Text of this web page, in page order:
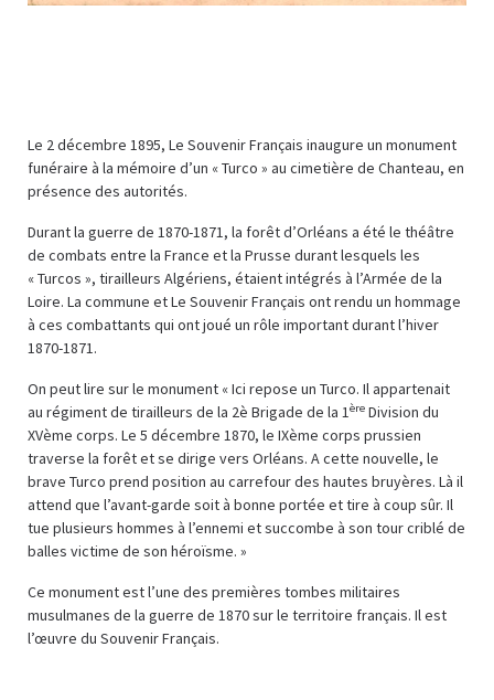
Le 2 décembre 1895, Le Souvenir Français inaugure un monument
funéraire à la mémoire d’un « Turco » au cimetière de Chanteau, en
présence des autorités.
Durant la guerre de 1870-1871, la forêt d’Orléans a été le théâtre
de combats entre la France et la Prusse durant lesquels les
« Turcos », tirailleurs Algériens, étaient intégrés à l’Armée de la
Loire. La commune et Le Souvenir Français ont rendu un hommage
à ces combattants qui ont joué un rôle important durant l’hiver
1870-1871.
On peut lire sur le monument « Ici repose un Turco. Il appartenait
au régiment de tirailleurs de la 2è Brigade de la 1ère Division du
XVème corps. Le 5 décembre 1870, le IXème corps prussien
traverse la forêt et se dirige vers Orléans. A cette nouvelle, le
brave Turco prend position au carrefour des hautes bruyères. Là il
attend que l’avant-garde soit à bonne portée et tire à coup sûr. Il
tue plusieurs hommes à l’ennemi et succombe à son tour criblé de
balles victime de son héroïsme. »
Ce monument est l’une des premières tombes militaires
musulmanes de la guerre de 1870 sur le territoire français. Il est
l’œuvre du Souvenir Français.